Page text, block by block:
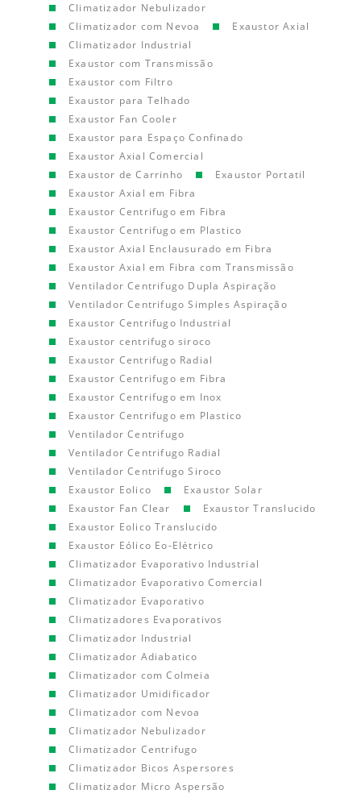
Climatizador Nebulizador
Climatizador com Nevoa
Exaustor Axial
Climatizador Industrial
Exaustor com Transmissão
Exaustor com Filtro
Exaustor para Telhado
Exaustor Fan Cooler
Exaustor para Espaço Confinado
Exaustor Axial Comercial
Exaustor de Carrinho
Exaustor Portatil
Exaustor Axial em Fibra
Exaustor Centrifugo em Fibra
Exaustor Centrifugo em Plastico
Exaustor Axial Enclausurado em Fibra
Exaustor Axial em Fibra com Transmissão
Ventilador Centrifugo Dupla Aspiração
Ventilador Centrifugo Simples Aspiração
Exaustor Centrifugo Industrial
Exaustor centrifugo siroco
Exaustor Centrifugo Radial
Exaustor Centrifugo em Fibra
Exaustor Centrifugo em Inox
Exaustor Centrifugo em Plastico
Ventilador Centrifugo
Ventilador Centrifugo Radial
Ventilador Centrifugo Siroco
Exaustor Eolico
Exaustor Solar
Exaustor Fan Clear
Exaustor Translucido
Exaustor Eolico Translucido
Exaustor Eólico Eo-Elétrico
Climatizador Evaporativo Industrial
Climatizador Evaporativo Comercial
Climatizador Evaporativo
Climatizadores Evaporativos
Climatizador Industrial
Climatizador Adiabatico
Climatizador com Colmeia
Climatizador Umidificador
Climatizador com Nevoa
Climatizador Nebulizador
Climatizador Centrifugo
Climatizador Bicos Aspersores
Climatizador Micro Aspersão